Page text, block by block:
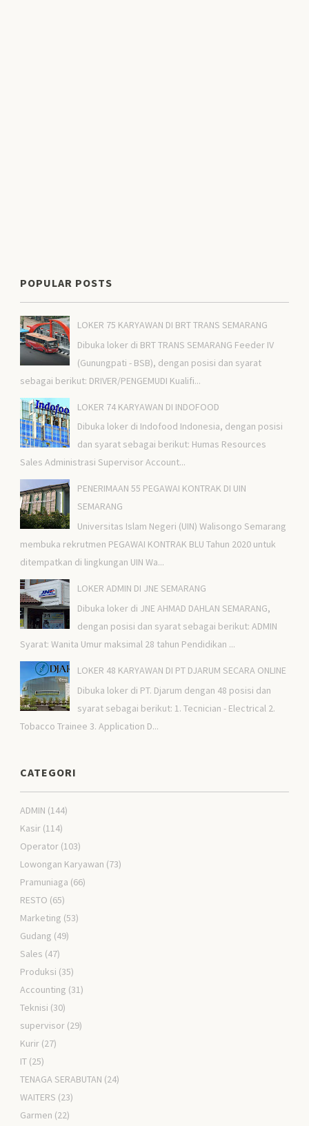
POPULAR POSTS
LOKER 75 KARYAWAN DI BRT TRANS SEMARANG
Dibuka loker di BRT TRANS SEMARANG Feeder IV
(Gunungpati - BSB), dengan posisi dan syarat
sebagai berikut: DRIVER/PENGEMUDI Kualifi...
LOKER 74 KARYAWAN DI INDOFOOD
Dibuka loker di Indofood Indonesia, dengan posisi
dan syarat sebagai berikut: Humas Resources
Sales Administrasi Supervisor Account...
PENERIMAAN 55 PEGAWAI KONTRAK DI UIN
SEMARANG
Universitas Islam Negeri (UIN) Walisongo Semarang
membuka rekrutmen PEGAWAI KONTRAK BLU Tahun 2020 untuk
ditempatkan di lingkungan UIN Wa...
LOKER ADMIN DI JNE SEMARANG
Dibuka loker di JNE AHMAD DAHLAN SEMARANG,
dengan posisi dan syarat sebagai berikut: ADMIN
Syarat: Wanita Umur maksimal 28 tahun Pendidikan ...
LOKER 48 KARYAWAN DI PT DJARUM SECARA ONLINE
Dibuka loker di PT. Djarum dengan 48 posisi dan
syarat sebagai berikut: 1. Tecnician - Electrical 2.
Tobacco Trainee 3. Application D...
CATEGORI
ADMIN (144)
Kasir (114)
Operator (103)
Lowongan Karyawan (73)
Pramuniaga (66)
RESTO (65)
Marketing (53)
Gudang (49)
Sales (47)
Produksi (35)
Accounting (31)
Teknisi (30)
supervisor (29)
Kurir (27)
IT (25)
TENAGA SERABUTAN (24)
WAITERS (23)
Garmen (22)